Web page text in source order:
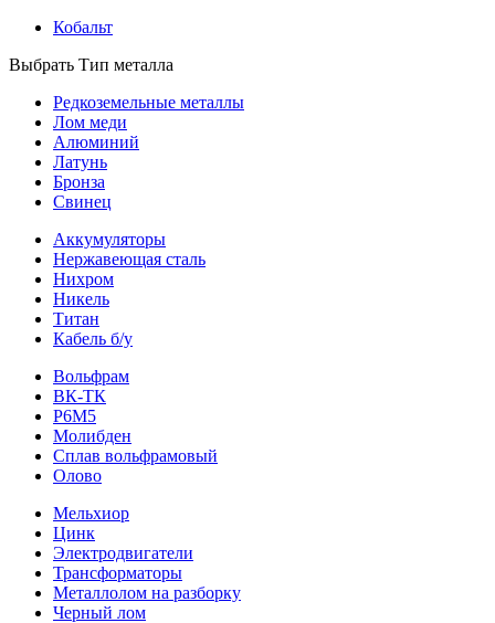
Кобальт
Выбрать Тип металла
Редкоземельные металлы
Лом меди
Алюминий
Латунь
Бронза
Свинец
Аккумуляторы
Нержавеющая сталь
Нихром
Никель
Титан
Кабель б/у
Вольфрам
ВК-ТК
Р6М5
Молибден
Сплав вольфрамовый
Олово
Мельхиор
Цинк
Электродвигатели
Трансформаторы
Металлолом на разборку
Черный лом